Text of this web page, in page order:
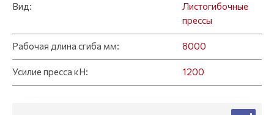
Вид:
Листогибочные
прессы
Рабочая длина сгиба мм: 8000
Усилие пресса кН: 1200